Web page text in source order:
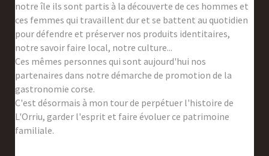
notre île ils sont partis à la découverte de ces hommes et
ces femmes qui travaillent dur et se battent au quotidien
pour défendre et préserver nos produits identitaires,
notre savoir faire local, notre culture...
Ces mêmes personnes qui sont aujourd'hui nos
partenaires dans notre démarche de promotion de la
gastronomie corse.
C'est désormais à mon tour de perpétuer l'histoire de
L'Orriu, garder l'esprit et faire évoluer ce patrimoine
familiale.